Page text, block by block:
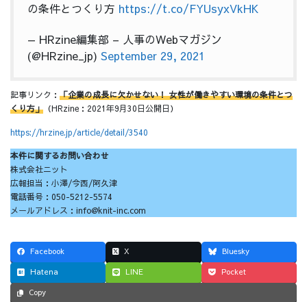
チームインタビュー02 チームインタビュー03
お問い合わせ
の条件とつくり方 https://t.co/FYUsyxVkHK
— HRzine編集部 – 人事のWebマガジン
(@HRzine_jp) September 29, 2021
記事リンク： 「企業の成長に欠かせない！ 女性が働きやすい環境の条件とつ
くり方」 （HRzine：2021年9月30日公開日）
https://hrzine.jp/article/detail/3540
本件に関するお問い合わせ
株式会社ニット
広報担当：小澤/今西/阿久津
電話番号：050-5212-5574
メールアドレス：info@knit-inc.com
Facebook X
Bluesky
Hatena
LINE Pocket
Copy